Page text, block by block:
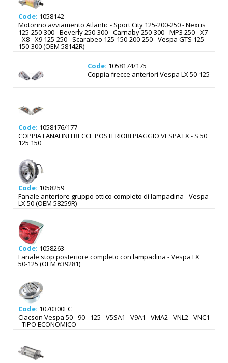
Code: 1058142
Motorino avviamento Atlantic - Sport City 125-200-250 - Nexus
125-250-300 - Beverly 250-300 - Carnaby 250-300 - MP3 250 - X7
- X8 - X9 125-250 - Scarabeo 125-150-200-250 - Vespa GTS 125-
150-300 (OEM 58142R)
Code: 1058174/175
Coppia frecce anteriori Vespa LX 50-125
Code: 1058176/177
COPPIA FANALINI FRECCE POSTERIORI PIAGGIO VESPA LX - S 50
125 150
Code: 1058259
Fanale anteriore gruppo ottico completo di lampadina - Vespa
LX 50 (OEM 58259R)
Code: 1058263
Fanale stop posteriore completo con lampadina - Vespa LX
50-125 (OEM 639281)
Code: 1070300EC
Clacson Vespa 50 - 90 - 125 - V5SA1 - V9A1 - VMA2 - VNL2 - VNC1
- TIPO ECONOMICO